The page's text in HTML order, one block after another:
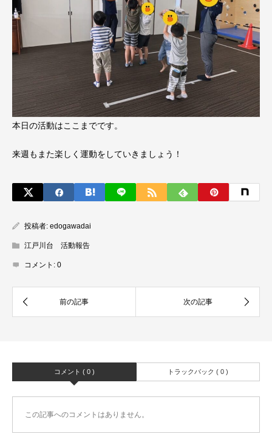
本日の活動はここまでです。
来週もまた楽しく運動をしていきましょう！
投稿者: edogawadai
江戸川台 活動報告
コメント: 0
コメント ( 0 ) トラックバック ( 0 )
この記事へのコメントはありません。